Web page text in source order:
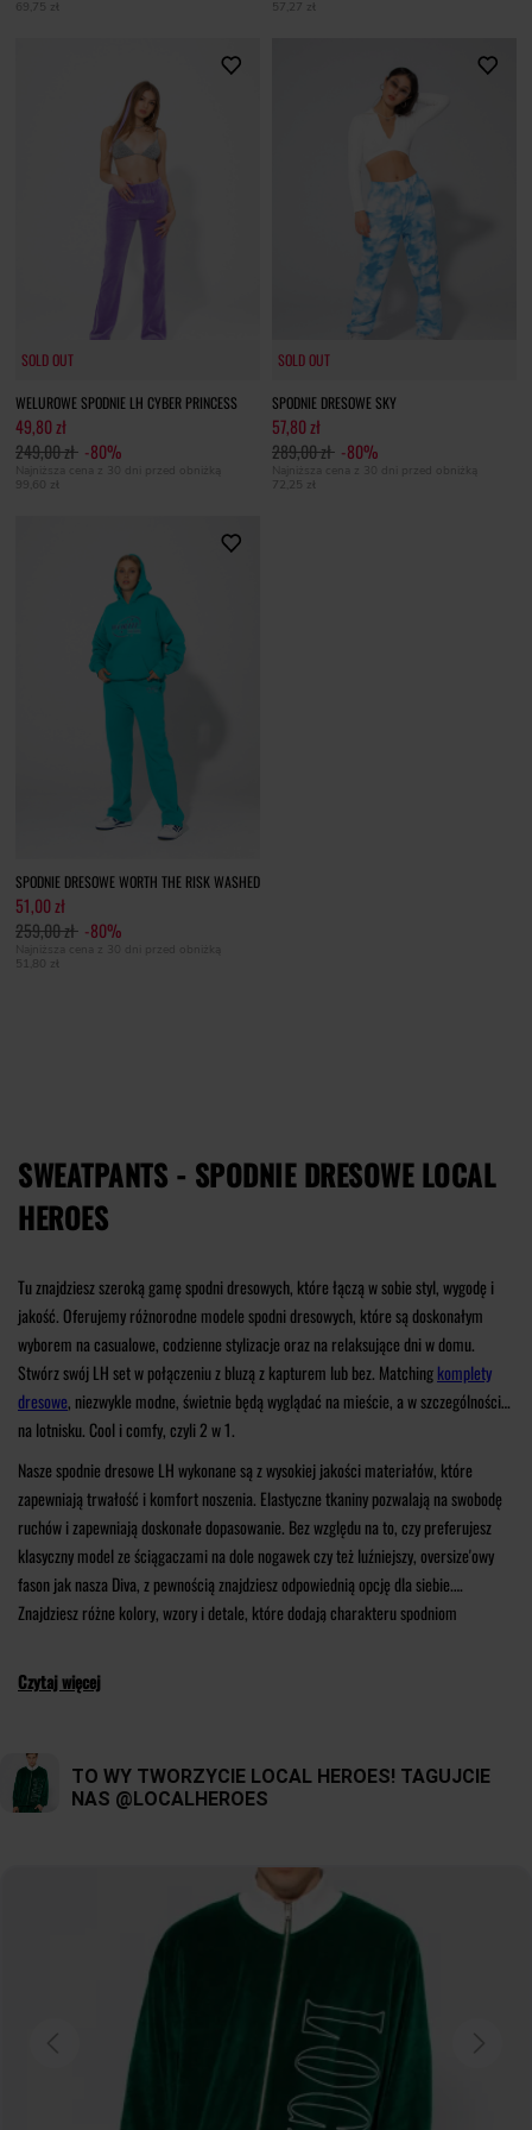
69,75 zł
57,27 zł
SOLD OUT
SOLD OUT
WELUROWE SPODNIE LH CYBER PRINCESS
49,80 zł
249,00 zł -80%
Najniższa cena z 30 dni przed obniżką
99,60 zł
SOLD OUT
SOLD OUT
SPODNIE DRESOWE SKY
57,80 zł
289,00 zł -80%
Najniższa cena z 30 dni przed obniżką
72,25 zł
SPODNIE DRESOWE WORTH THE RISK WASHED
51,00 zł
259,00 zł -80%
Najniższa cena z 30 dni przed obniżką
51,80 zł
SWEATPANTS - SPODNIE DRESOWE LOCAL
HEROES
Tu znajdziesz szeroką gamę spodni dresowych, które łączą w sobie styl, wygodę i
jakość. Oferujemy różnorodne modele spodni dresowych, które są doskonałym
wyborem na casualowe, codzienne stylizacje oraz na relaksujące dni w domu.
Stwórz swój LH set w połączeniu z bluzą z kapturem lub bez. Matchingkomplety
dresowe, niezwykle modne, świetnie będą wyglądać na mieście, a w szczególności
na lotnisku. Cool i comfy, czyli 2 w 1.
Nasze spodnie dresowe LH wykonane są z wysokiej jakości materiałów, które
zapewniają trwałość i komfort noszenia. Elastyczne tkaniny pozwalają na swobodę
ruchów i zapewniają doskonałe dopasowanie. Bez względu na to, czy preferujesz
klasyczny model ze ściągaczami na dole nogawek czy też luźniejszy, oversize'owy
fason jak nasza Diva, z pewnością znajdziesz odpowiednią opcję dla siebie.
Znajdziesz różne kolory, wzory i detale, które dodają charakteru spodniom
subtelnego haftu. Dresy są nie tylko wygodne, ale również świetnie prezentują się
jako element modnych, casualowych outfitów. Doskonale łączą styl z
spotkanie ze znajomymi. Możesz je zestawiać z różnymi górami, takimi jak bluzki,
swetry
czy koszulki , tworząc różnorodne, niezobowiązujące stylizacje. Niezależnie
od Twojego gustu i preferencji, w Local Heroes Store znajdziesz damskie spodnie
stylowym ubraniu, które podkreśli Twój indywidualny charakter i pozwoli czuć się
Czytaj więcej